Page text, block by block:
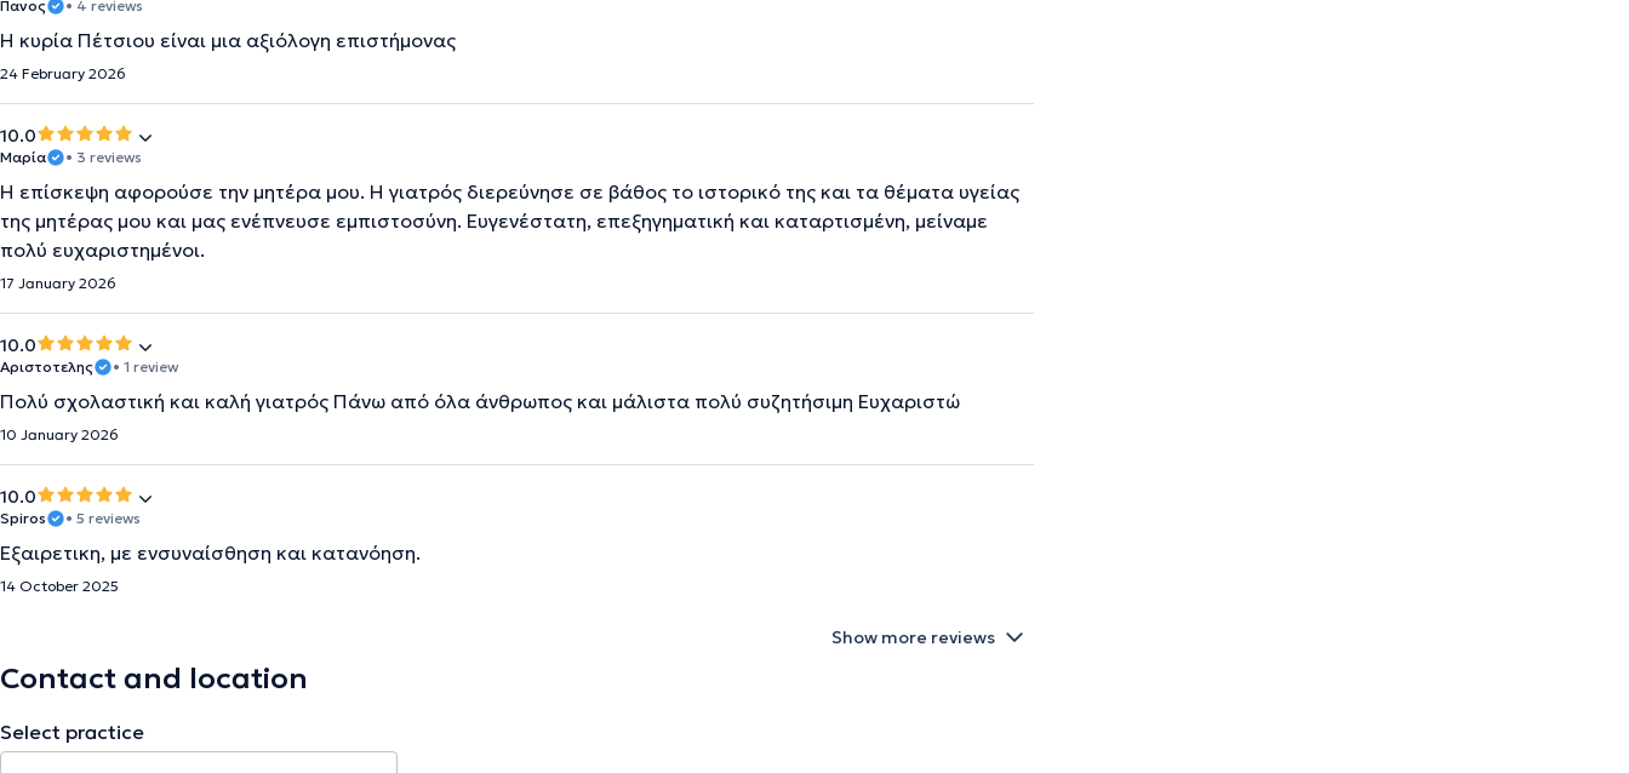
Πανος • 4 reviews
Η κυρία Πέτσιου είναι μια αξιόλογη επιστήμονας
24 February 2026
10.0
Μαρία • 3 reviews
Η επίσκεψη αφορούσε την μητέρα μου. Η γιατρός διερεύνησε σε βάθος το ιστορικό της και τα θέματα υγείας
της μητέρας μου και μας ενέπνευσε εμπιστοσύνη. Ευγενέστατη, επεξηγηματική και καταρτισμένη, μείναμε
πολύ ευχαριστημένοι.
17 January 2026
10.0
Αριστοτελης • 1 review
Πολύ σχολαστική και καλή γιατρός Πάνω από όλα άνθρωπος και μάλιστα πολύ συζητήσιμη Ευχαριστώ
10 January 2026
10.0
Spiros • 5 reviews
Eξαιρετικη, με ενσυναίσθηση και κατανόηση.
14 October 2025
Show more reviews
Contact and location
Select practice